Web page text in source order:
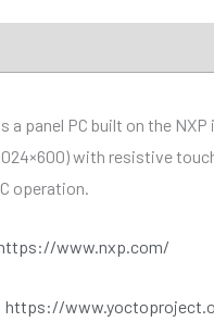
a panel PC built on the
with resistive
operation.
www.nxp.com/
https://